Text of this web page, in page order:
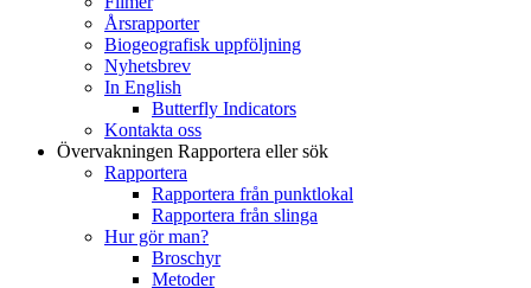
Årsrapporter
Biogeografisk uppföljning
Nyhetsbrev
In English
Butterfly Indicators
Kontakta oss
Övervakningen Rapportera eller sök
Rapportera
Rapportera från punktlokal
Rapportera från slinga
Hur gör man?
Broschyr
Metoder